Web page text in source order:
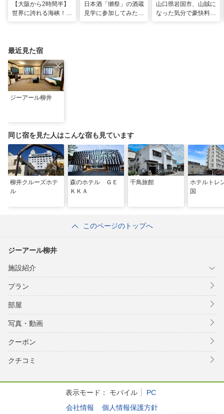
【大阪から2時間半】
世界に誇れる海峡！
日本酒「獺祭」の酒蔵
見学に参加してみた！
山口県岩国市、山賊に
なった気分で豪快料理
最近見た宿
ジーアール柳井
同じ宿を見た人はこんな宿も見ています
柳井クルーズホテ
ル
森のホテル ＧＥ
ＫＫＡ
千鳥旅館
ホテルトレ
国
このページのトップへ
ジーアール柳井
施設紹介
プラン
部屋
写真・動画
クーポン
クチコミ
表示モード： モバイル
PC
会社情報
個人情報保護方針